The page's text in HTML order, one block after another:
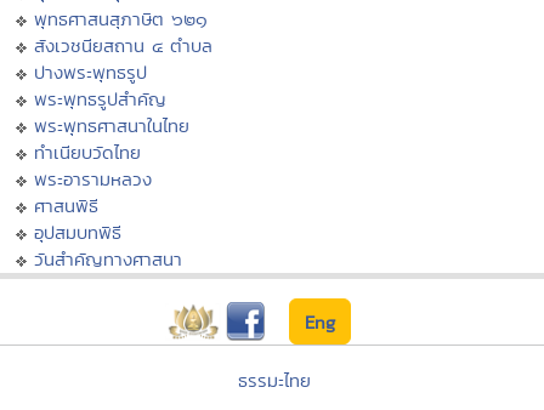
พุทธศาสนสุภาษิต ๖๒๑
สังเวชนียสถาน ๔ ตำบล
ปางพระพุทธรูป
พระพุทธรูปสำคัญ
พระพุทธศาสนาในไทย
ทำเนียบวัดไทย
พระอารามหลวง
ศาสนพิธี
อุปสมบทพิธี
วันสำคัญทางศาสนา
Eng
ธรรมะไทย